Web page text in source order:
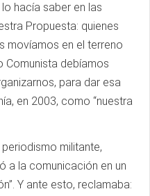
hacía saber en las
Propuesta: quienes
movíamos en el terreno
Comunista debíamos
para dar esa
en 2003, como “nuestra
militante,
a la comunicación en un
Y ante esto, reclamaba: